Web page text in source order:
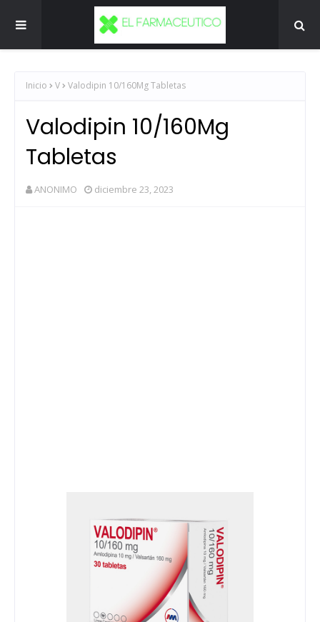
Inicio V Valodipin 10/160Mg Tabletas
Valodipin 10/160Mg
Tabletas
ANONIMO diciembre 23, 2023